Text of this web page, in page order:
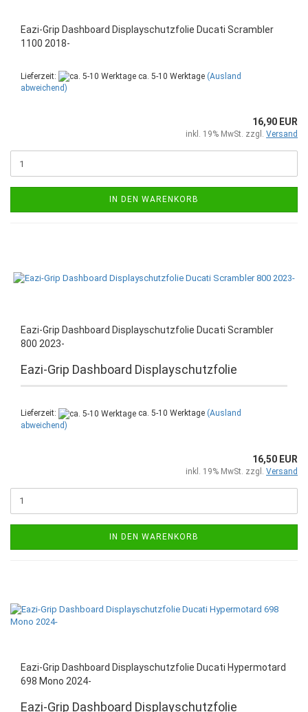
Eazi-Grip Dashboard Displayschutzfolie Ducati Scrambler
1100 2018-
Lieferzeit: ca. 5-10 Werktage (Ausland
abweichend)
16,90 EUR
inkl. 19% MwSt. zzgl. Versand
IN DEN WARENKORB
Eazi-Grip Dashboard Displayschutzfolie Ducati Scrambler
800 2023-
Eazi-Grip Dashboard Displayschutzfolie
Lieferzeit: ca. 5-10 Werktage (Ausland
abweichend)
16,50 EUR
inkl. 19% MwSt. zzgl. Versand
IN DEN WARENKORB
Eazi-Grip Dashboard Displayschutzfolie Ducati Hypermotard
698 Mono 2024-
Eazi-Grip Dashboard Displayschutzfolie